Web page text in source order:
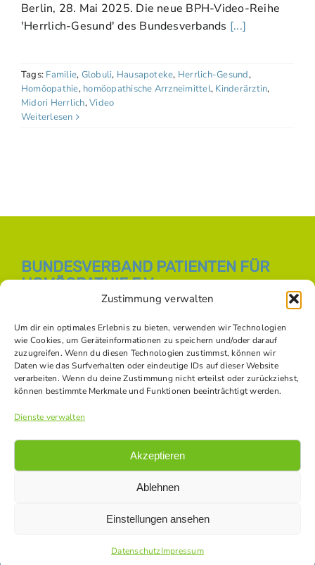
Zustimmung verwalten
Um dir ein optimales Erlebnis zu bieten, verwenden wir Technologien
wie Cookies, um Geräteinformationen zu speichern und/oder darauf
zuzugreifen. Wenn du diesen Technologien zustimmst, können wir
Daten wie das Surfverhalten oder eindeutige IDs auf dieser Website
verarbeiten. Wenn du deine Zustimmung nicht erteilst oder zurückziehst,
können bestimmte Merkmale und Funktionen beeinträchtigt werden.
Dienste verwalten
Akzeptieren
Ablehnen
Einstellungen ansehen
DatenschutzImpressum
Berlin, 28. Mai 2025. Die neue BPH-Video-Reihe
'Herrlich-Gesund' des Bundesverbands [...]
Tags: Familie, Globuli, Hausapoteke, Herrlich-Gesund,
Homöopathie, homöopathische Arrzneimittel, Kinderärztin,
Midori Herrlich,Video
Weiterlesen
BUNDESVERBAND PATIENTEN FÜR
HOMÖOPATHIE E.V.
E-Mail:
info [at] bph-online.de
Webseite:Homöopathie Online
SOZIALE NETZWERKE
Datenschutz|Impressum|Kontakt